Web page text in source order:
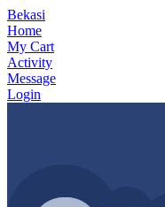
Bekasi
Home
My Cart
Activity
Message
Login